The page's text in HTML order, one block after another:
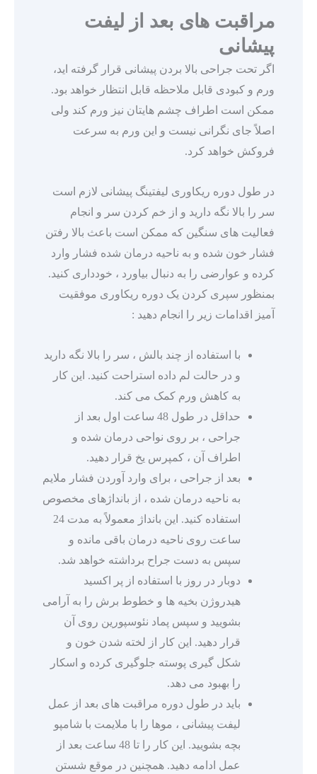
مراقبت های بعد از لیفت
پیشانی
اگر تحت جراحی بالا بردن پیشانی قرار گرفته اید،
ورم و کبودی قابل ملاحظه قابل انتظار خواهد بود.
ممکن است اطراف چشم هایتان نیز ورم کند ولی
اصلاً جای نگرانی نیست و این ورم به سرعت
فروکش خواهد کرد.
در طول دوره ریکاوری لیفتینگ پیشانی لازم است
سر را بالا نگه دارید و از خم کردن سر و انجام
فعالیت های سنگین که ممکن است باعث بالا رفتن
فشار خون شده و به ناحیه درمان شده فشار وارد
کرده و عوارضی را به دنبال بیاورد ، خودداری کنید.
بمنظور سپری کردن یک دوره ریکاوری موفقیت
آمیز اقدامات زیر را انجام دهید :
با استفاده از چند بالش ، سر را بالا نگه دارید
و در حالت لم داده استراحت کنید. این کار
به کاهش ورم کمک می کند.
حداقل در طول 48 ساعت اول بعد از
جراحی ، بر روی نواحی درمان شده و
اطراف آن ، کمپرس یخ قرار دهید.
بعد از جراحی ، برای وارد آوردن فشار ملایم
به ناحیه درمان شده ، از بانداژهای مخصوص
استفاده کنید. این بانداژ معمولاً به مدت 24
ساعت روی ناحیه درمان باقی مانده و
سپس به دست جراح برداشته خواهد شد.
دوبار در روز با استفاده از پر اکسید
هیدروژن بخیه ها و خطوط برش را به آرامی
بشویید و سپس پماد نئوسپورین روی آن
قرار دهید. این کار از لخته شدن خون و
شکل گیری پوسته جلوگیری کرده و اسکار
را بهبود می دهد.
باید در طول دوره مراقبت های بعد از عمل
لیفت پیشانی ، موها را با ملایمت با شامپو
بچه بشویید. این کار را تا 48 ساعت بعد از
عمل ادامه دهید. همچنین در موقع شستن